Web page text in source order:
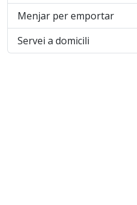
Menjar per emportar
Servei a domicili